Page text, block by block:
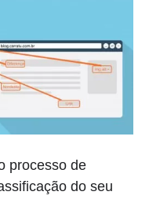
processo de
do seu